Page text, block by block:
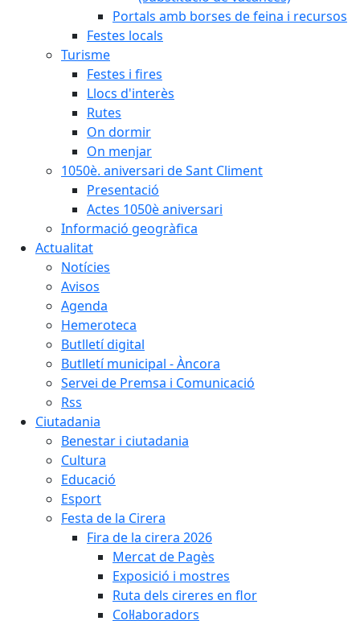
Portals amb borses de feina i recursos
Festes locals
Turisme
Festes i fires
Llocs d'interès
Rutes
On dormir
On menjar
1050è. aniversari de Sant Climent
Presentació
Actes 1050è aniversari
Informació geogràfica
Actualitat
Notícies
Avisos
Agenda
Hemeroteca
Butlletí digital
Butlletí municipal - Àncora
Servei de Premsa i Comunicació
Rss
Ciutadania
Benestar i ciutadania
Cultura
Educació
Esport
Festa de la Cirera
Fira de la cirera 2026
Mercat de Pagès
Exposició i mostres
Ruta dels cireres en flor
Col·laboradors